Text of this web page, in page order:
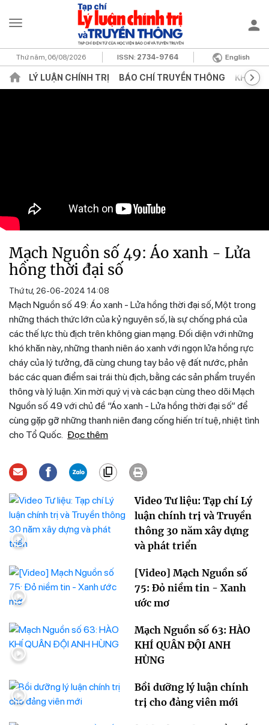
Thứ năm, 06/08/2026 ISSN: 2734-9764 English
LÝ LUẬN CHÍNH TRỊ BÁO CHÍ TRUYỀN THÔNG KHOA
Mạch Nguồn số 49: Áo xanh - Lửa
hồng thời đại số
Thứ tư, 26-06-2024 14:08
Mạch Nguồn số 49: Áo xanh - Lửa hồng thời đại số, Một trong
những thách thức lớn của kỷ nguyên số, là sự chống phá của
các thế lực thù địch trên không gian mạng. Đối diện với những
khó khăn này, những thanh niên áo xanh với ngọn lửa hồng rực
cháy của lý tưởng, đã cùng chung tay bảo vệ đất nước, phản
bác các quan điểm sai trái thù địch, bằng các sản phẩm truyền
thông và lý luận. Xin mời quý vị và các bạn cùng theo dõi Mạch
Nguồn số 49 với chủ đề “Áo xanh - Lửa hồng thời đại số” để
cùng gặp gỡ những thanh niên đang cống hiến trí tuệ, nhiệt tình
cho Tổ Quốc. Đọc thêm
Video Tư liệu: Tạp chí Lý
luận chính trị và Truyền
thông 30 năm xây dựng
và phát triển
[Video] Mạch Nguồn số
75: Đỏ niềm tin - Xanh
ước mơ
Mạch Nguồn số 63: HÀO
KHÍ QUÂN ĐỘI ANH
HÙNG
Bồi dưỡng lý luận chính
trị cho đảng viên mới